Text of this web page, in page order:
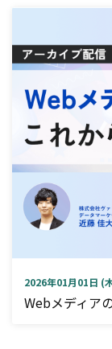
2026年01月01日 (
Webメディア